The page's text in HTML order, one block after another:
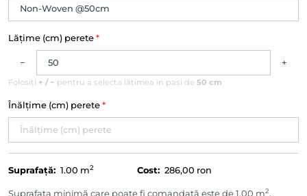
Lățime (cm) perete *
− +
Folosiți + / − pentru a selecta lățimea în pași de 50 cm
Înălțime (cm) perete *
Suprafață: 1.00 m2 Cost: 286,00 ron
Suprafața minimă care poate fi comandată este de 1.00 m2.